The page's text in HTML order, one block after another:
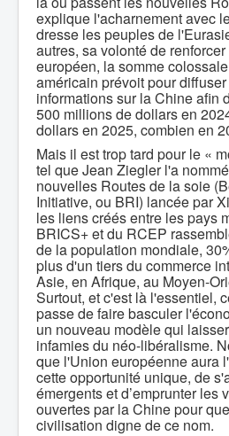
explique l'acharnement avec
dresse les peuples de
autres, sa volonté de
européen, la somme
américain prévoit pour
informations sur la Chine afin
500 millions de dollars en
dollars en 2025, combien en
Mais il est trop tard pour le «
tel que Jean Ziegler l'a
nouvelles Routes de la soie
Initiative, ou BRI) lancée par
les liens créés entre les pays
BRICS+ et du RCEP
de la population mondiale,
plus d'un tiers du commerce
Asie, en Afrique, au Moyen-
Surtout, et c'est là l'essentiel,
passe de faire basculer
un nouveau modèle qui
infamies du néo-libéralisme.
que l'Union européenne aura
cette opportunité unique, de
émergents et d’emprunter les
ouvertes par la Chine pour
civilisation digne de ce nom.